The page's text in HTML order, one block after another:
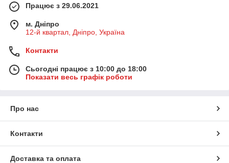
Працює з 29.06.2021
м. Дніпро
12-й квартал, Дніпро, Україна
Контакти
Сьогодні працює з 10:00 до 18:00
Показати весь графік роботи
Про нас
Контакти
Доставка та оплата